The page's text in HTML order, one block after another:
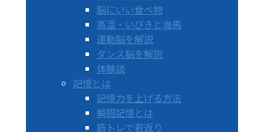
脳にいい食べ物
高温・いびきと海馬
運動脳を解説
ダンス脳を解説
体験談
記憶とは
記憶力を上げる方法
瞬間記憶とは
筋トレで若返り